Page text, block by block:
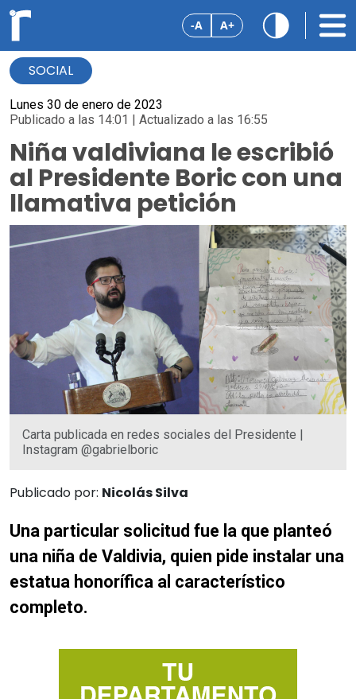
-A A+
SOCIAL
Lunes 30 de enero de 2023
Publicado a las 14:01 | Actualizado a las 16:55
Niña valdiviana le escribió
al Presidente Boric con una
llamativa petición
Carta publicada en redes sociales del Presidente |
Instagram @gabrielboric
Publicado por: Nicolás Silva
Una particular solicitud fue la que planteó
una niña de Valdivia, quien pide instalar una
estatua honorífica al característico
completo.